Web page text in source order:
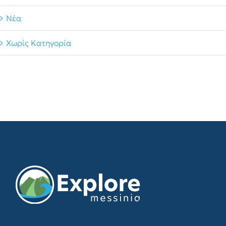
Νέα
Χωρίς Κατηγορία